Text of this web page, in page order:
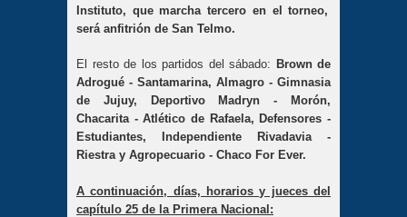
Instituto, que marcha tercero en el torneo,
será anfitrión de San Telmo.
El resto de los partidos del sábado: Brown de
Adrogué - Santamarina, Almagro - Gimnasia
de Jujuy, Deportivo Madryn - Morón,
Chacarita - Atlético de Rafaela, Defensores -
Estudiantes, Independiente Rivadavia -
Riestra y Agropecuario - Chaco For Ever.
A continuación, días, horarios y jueces del
capítulo 25 de la Primera Nacional: